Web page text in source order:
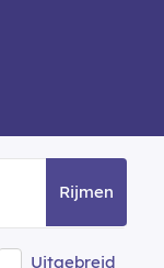
Rijmen
Uitgebreid